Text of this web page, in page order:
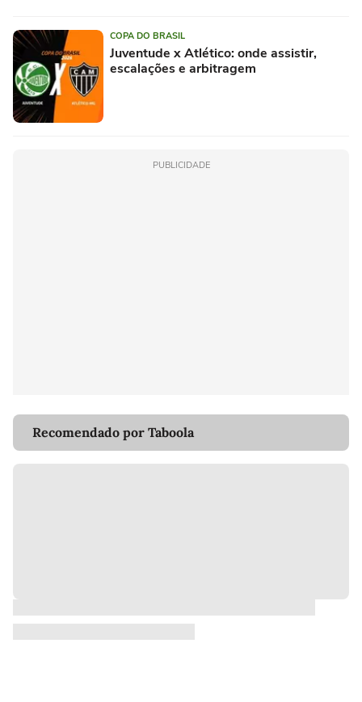
COPA DO BRASIL
Juventude x Atlético: onde assistir,
escalações e arbitragem
PUBLICIDADE
Recomendado por Taboola